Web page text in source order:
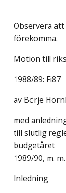
Observera
förekomma.
Motion till
1988/89: Fi87
av Börje
med
till slutlig
budgetåret
1989/90, m.
Inledning